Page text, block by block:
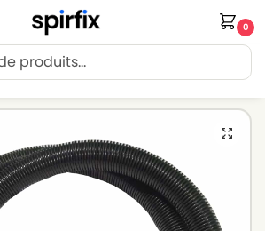
0
Relais offerte dès 30€ d’achat.